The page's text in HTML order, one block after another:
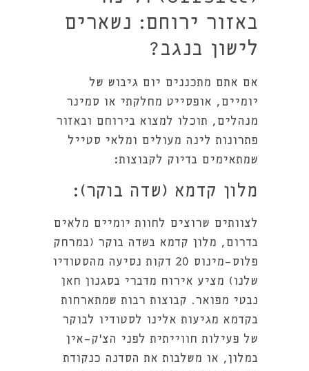
באזור ירוחם: נשארים
לישון בנגב?
אם אתם מתכננים יום גיבוש של
יומיים, אופסייט מחלקתי או סמינר
מנהלים, תוכלו למצוא בירוחם ובאזור
פתרונות לינה מעולים ומלאי סטייל
שמתאימים בדיוק לקבוצות:
מלון קדמא (שדה בוקר):
לצוותים שרוצים לחוות יומיים מלאים
בדרום, מלון קדמא בשדה בוקר (במרחק
פלוס-מינוס 20 דקות נסיעה מהסטודיו
שלנו) מציע אירוח מדברי בסגנון חאן
נבטי מפואר. קבוצות רבות שמתארחות
בקדמא מגיעות אלינו לסטודיו לבוקר
של פעילות חווייתית לפני הצ'ק-אין
במלון, או משלבות את הסדנה כנקודת